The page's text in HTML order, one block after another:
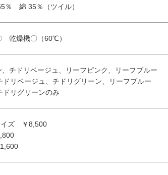
％ 綿 35％（ツイル）
乾燥機〇（60℃）
チドリベージュ、リーフピンク、リーフブルー
リベージュ、チドリグリーン、リーフブルー
リグリーンのみ
イズ ￥8,500